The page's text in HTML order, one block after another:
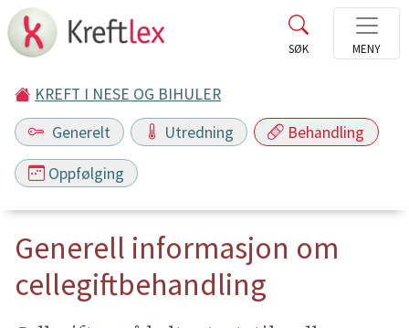
KREFT I NESE OG BIHULER
Generelt
Utredning Behandling
Oppfølging
Generell informasjon om
cellegiftbehandling